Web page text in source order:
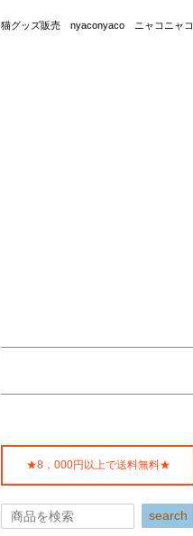
猫グッズ販売 nyaconyaco ニャコニャコ
★8，000円以上で送料無料★
search